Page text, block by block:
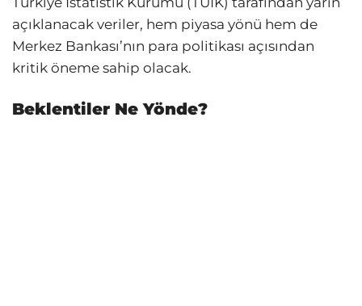
açıklanacak veriler, hem piyasa yönü hem de
Merkez Bankası’nın para politikası açısından
kritik öneme sahip olacak.
Beklentiler Ne Yönde?